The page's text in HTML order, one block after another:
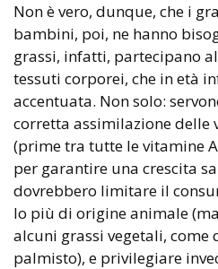
Non è vero, dunque, che i
bambini, poi, ne hanno
grassi, infatti, partecipano
tessuti corporei, che in età
accentuata. Non solo:
corretta assimilazione
(prime tra tutte le vitamine
per garantire una crescita
dovrebbero limitare il
lo più di origine animale
alcuni grassi vegetali, come
palmisto), e privilegiare